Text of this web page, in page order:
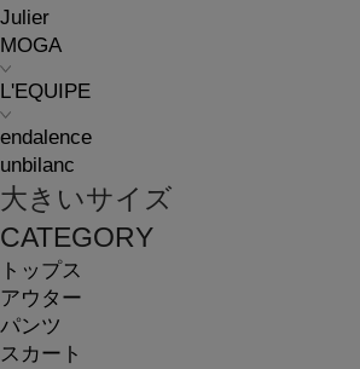
Julier
MOGA
L'EQUIPE
endalence
unbilanc
大きいサイズ
CATEGORY
トップス
アウター
パンツ
スカート